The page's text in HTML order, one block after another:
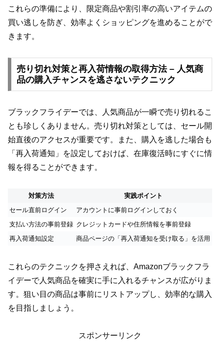
これらの準備により、限定商品や割引率の高いアイテムの
買い逃しを防ぎ、効率よくショッピングを進めることがで
きます。
売り切れ対策と再入荷情報の取得方法 – 人気商
品の購入チャンスを逃さないテクニック
ブラックフライデーでは、人気商品が一瞬で売り切れるこ
とも珍しくありません。売り切れ対策としては、セール開
始直後のアクセスが重要です。また、購入を逃した場合も
「再入荷通知」を設定しておけば、在庫復活時にすぐに情
報を得ることができます。
対策方法
実践ポイント
セール直前ログイン
アカウントに事前ログインしておく
支払い方法の事前登録 クレジットカードや住所情報を事前登録
再入荷通知設定
商品ページの「再入荷通知を受け取る」を活用
これらのテクニックを押さえれば、Amazonブラックフラ
イデーで人気商品を確実に手に入れるチャンスが広がりま
す。狙い目の商品は事前にリストアップし、効率的な購入
を目指しましょう。
スポンサーリンク